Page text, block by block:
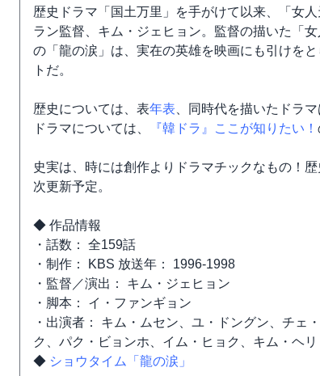
歴史ドラマ「国土万里」を手がけて以来、「女
ラン監督、キム・ジェヒョン。監督の描いた「
の「龍の涙」は、実在の英雄を映画にも引けを
トだ。
歴史については、表年表 、同時代を描いたドラ
ドラマについては、
『韓ドラ』ここが知りたい！
史実は、時には創作よりドラマチックなもの！
次更新予定。
◆ 作品情報
・話数： 全159話
・制作： KBS 放送年： 1996-1998
・監督／演出： キム・ジェヒョン
・脚本： イ・ファンギョン
・出演者： キム・ムセン、ユ・ドングン、チェ
ク、パク・ビョンホ、イム・ヒョク、キム・ヘリ
◆ ショウタイム「龍の涙」